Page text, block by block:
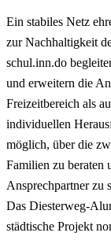
Ein stabiles Netz
zur Nachhaltigkeit
schul.inn.do
und erweitern die
Freizeitbereich als
individuellen
möglich, über die
Familien zu beraten
Ansprechpartner zu
Das Diesterweg-
städtische Projekt